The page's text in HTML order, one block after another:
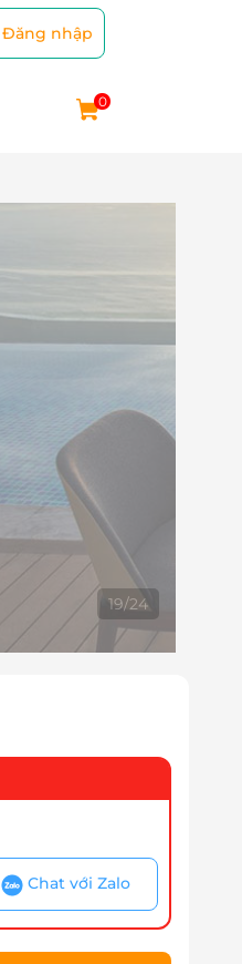
Đăng nhập
0
20/24
Chat với Zalo